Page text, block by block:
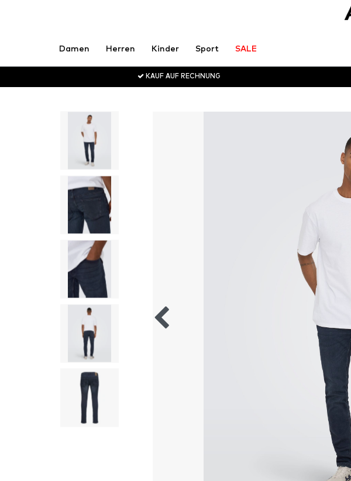
Damen Herren Kinder Sport SALE
KAUF AUF RECHNUNG